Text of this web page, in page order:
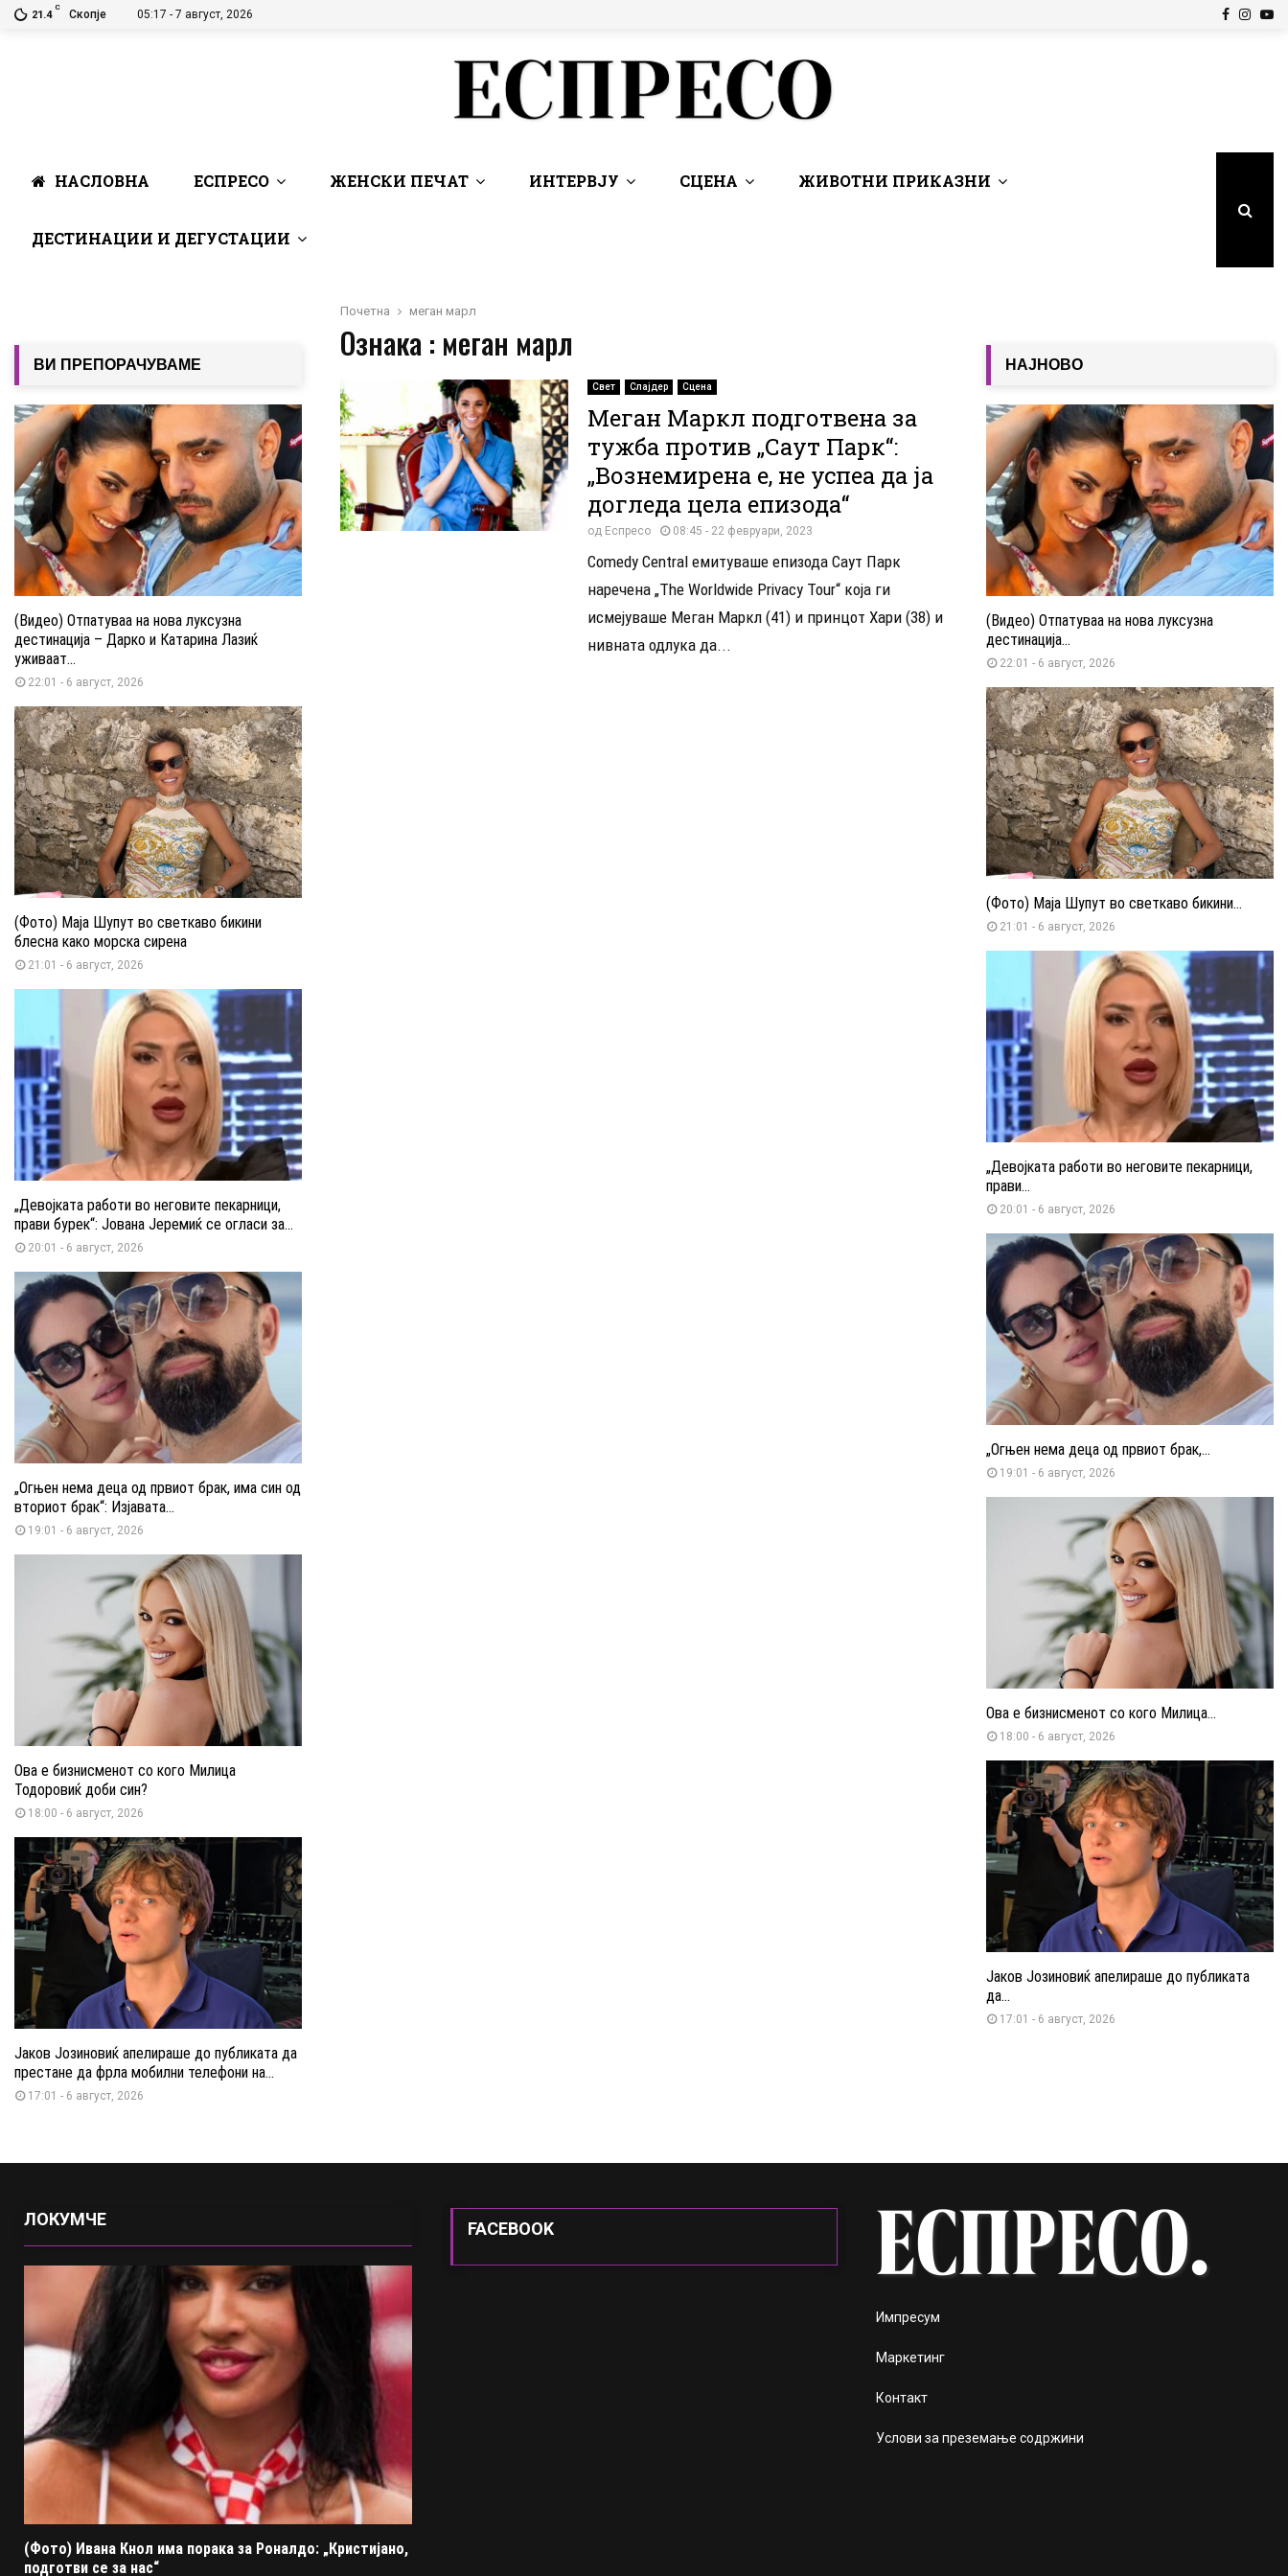
21.4
C
Скопје 05:17 - 7 август, 2026 Facebook
НАСЛОВНА ЕСПРЕСО ЖЕНСКИ ПЕЧАТ ИНТЕРВЈУ СЦЕНА ЖИВОТНИ ПРИКАЗНИ
ДЕСТИНАЦИИ И ДЕГУСТАЦИИ
Почетна меган марл
Ознака : меган марл
Свет Слајдер Сцена
Меган Маркл подготвена за
тужба против „Саут Парк“:
„Вознемирена е, не успеа да ја
догледа цела епизода“
од Еспресо 08:45 - 22 февруари, 2023
Comedy Central емитуваше епизода Саут Парк
наречена „The Worldwide Privacy Tour“ која ги
исмејуваше Меган Маркл (41) и принцот Хари (38) и
нивната одлука да...
ВИ ПРЕПОРАЧУВАМЕ
(Видео) Отпатуваа на нова луксузна
дестинација – Дарко и Катарина Лазиќ
уживаат...
22:01 - 6 август, 2026
(Фото) Маја Шупут во светкаво бикини
блесна како морска сирена
21:01 - 6 август, 2026
„Девојката работи во неговите пекарници,
прави бурек“: Јована Јеремиќ се огласи за...
20:01 - 6 август, 2026
„Огњен нема деца од првиот брак, има син од
вториот брак“: Изјавата...
19:01 - 6 август, 2026
Ова е бизнисменот со кого Милица
Тодоровиќ доби син?
18:00 - 6 август, 2026
Јаков Јозиновиќ апелираше до публиката да
престане да фрла мобилни телефони на...
17:01 - 6 август, 2026
НАЈНОВО
(Видео) Отпатуваа на нова луксузна
дестинација...
22:01 - 6 август, 2026
(Фото) Маја Шупут во светкаво бикини...
21:01 - 6 август, 2026
„Девојката работи во неговите пекарници,
прави...
20:01 - 6 август, 2026
„Огњен нема деца од првиот брак,...
19:01 - 6 август, 2026
Ова е бизнисменот со кого Милица...
18:00 - 6 август, 2026
Јаков Јозиновиќ апелираше до публиката
да...
17:01 - 6 август, 2026
ЛОКУМЧЕ
(Фото) Ивана Кнол има порака за Роналдо: „Кристијано,
подготви се за нас“
FACEBOOK
Импресум
Маркетинг
Контакт
Услови за преземање содржини